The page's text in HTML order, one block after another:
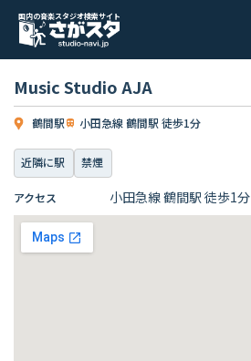
国内の音楽スタジオ検索サイト
Music Studio AJA
鶴間駅 小田急線 鶴間駅 徒歩1分
近隣に駅 禁煙
アクセス 小田急線 鶴間駅 徒歩1分